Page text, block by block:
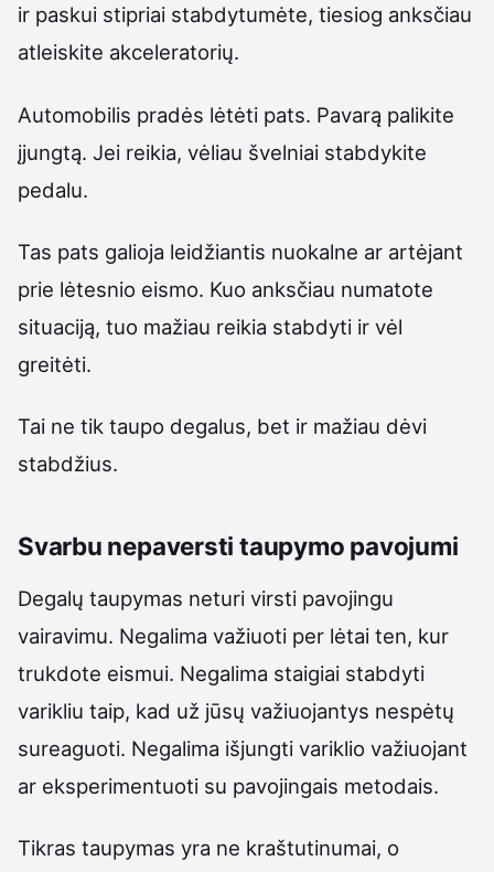
ir paskui stipriai stabdytumėte, tiesiog anksčiau
atleiskite akceleratorių.
Automobilis pradės lėtėti pats. Pavarą palikite
įjungtą. Jei reikia, vėliau švelniai stabdykite
pedalu.
Tas pats galioja leidžiantis nuokalne ar artėjant
prie lėtesnio eismo. Kuo anksčiau numatote
situaciją, tuo mažiau reikia stabdyti ir vėl
greitėti.
Tai ne tik taupo degalus, bet ir mažiau dėvi
stabdžius.
Svarbu nepaversti taupymo pavojumi
Degalų taupymas neturi virsti pavojingu
vairavimu. Negalima važiuoti per lėtai ten, kur
trukdote eismui. Negalima staigiai stabdyti
varikliu taip, kad už jūsų važiuojantys nespėtų
sureaguoti. Negalima išjungti variklio važiuojant
ar eksperimentuoti su pavojingais metodais.
Tikras taupymas yra ne kraštutinumai, o